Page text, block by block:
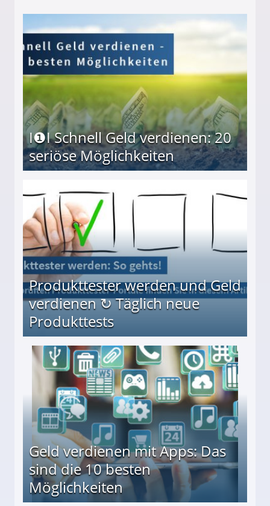
I❶I Schnell Geld verdienen: 20
seriöse Möglichkeiten
Produkttester werden und Geld
verdienen ↻ Täglich neue
Produkttests
↻ Täglich neue Produkttests
Geld verdienen mit Apps: Das
sind die 10 besten
Möglichkeiten